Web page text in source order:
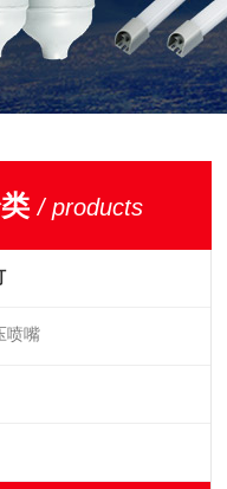
类/ products
喷嘴